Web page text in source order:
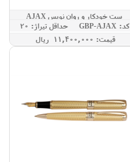
ست خودکار و روان نویس AJAX
کد: GBP-AJAX
حداقل تيراژ: 20
قيمت: 11,400,000 ريال